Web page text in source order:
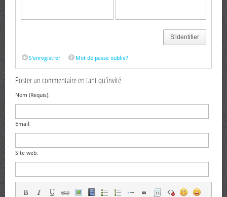
S'identifier
S'enregistrer Mot de passe oublié?
Poster un commentaire en tant qu'invité
Nom (Requis):
Email:
Site web: